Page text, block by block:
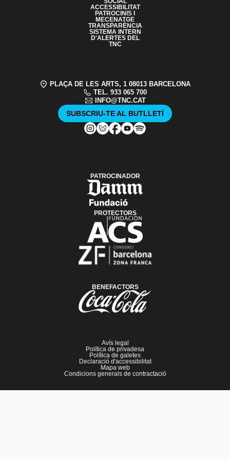
ACCESSIBILITAT
PATROCINIS I
MECENATGE
TRANSPARÈNCIA
SISTEMA INTERN
D'ALERTES DEL
TNC
PLAÇA DE LES ARTS, 1 08013 BARCELONA
TEL. 933 065 700
INFO@TNC.CAT
SUBSCRIU-TE AL BUTLLETÍ
PATROCINADOR
PROTECTORS
BENEFACTORS
Avís legal
Política de privadesa
Política de galetes
Declaració d'accessibilitat
Mapa web
Condicions generals de contractació